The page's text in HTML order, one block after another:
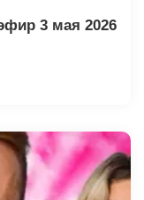
3 мая 2026